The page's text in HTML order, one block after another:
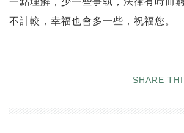
不計較，幸福也會多一些，祝福您。
SHARE